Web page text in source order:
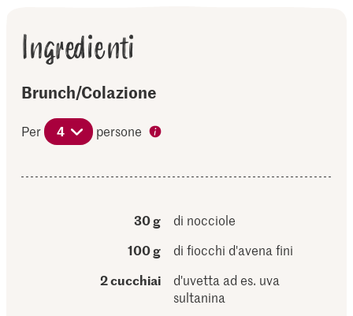
Ingredienti
Brunch/Colazione
Per 4 persone
30 g
di nocciole
100 g
di fiocchi d'avena fini
2 cucchiai
d'uvetta ad es. uva
sultanina